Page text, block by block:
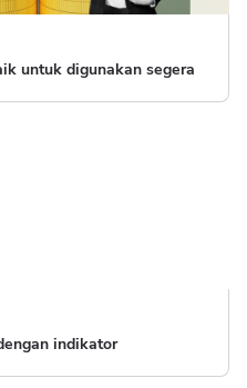
untuk digunakan segera
indikator